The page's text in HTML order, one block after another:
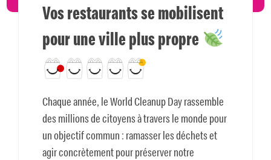
Vos restaurants se mobilisent
pour une ville plus propre
Chaque année, le World Cleanup Day rassemble
des millions de citoyens à travers le monde pour
un objectif commun : ramasser les déchets et
agir concrètement pour préserver notre